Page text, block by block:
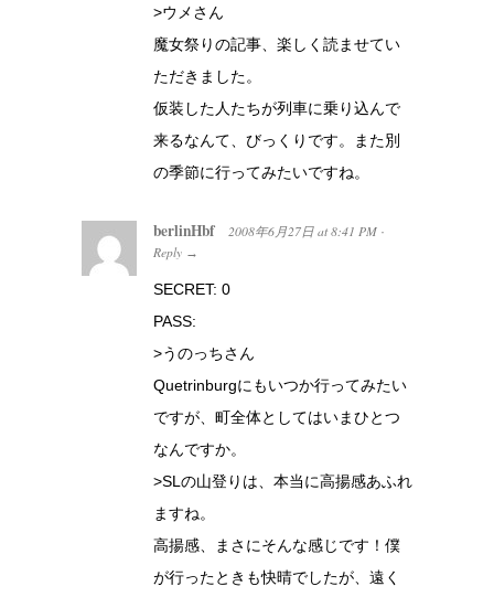
>ウメさん
魔女祭りの記事、楽しく読ませてい
ただきました。
仮装した人たちが列車に乗り込んで
来るなんて、びっくりです。また別
の季節に行ってみたいですね。
berlinHbf 2008年6月27日 at 8:41 PM ·
Reply →
SECRET: 0
PASS:
>うのっちさん
Quetrinburgにもいつか行ってみたい
ですが、町全体としてはいまひとつ
なんですか。
>SLの山登りは、本当に高揚感あふれ
ますね。
高揚感、まさにそんな感じです！僕
が行ったときも快晴でしたが、遠く